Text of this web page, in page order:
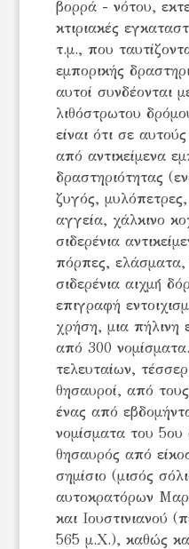
βορρά - νότου,
κτιριακές
τ.μ., που
εμπορικής
αυτοί συνδέονται
λιθόστρωτου
είναι ότι σε
από αντικείμενα
δραστηριότητας
ζυγός,
αγγεία, χάλκινο
σιδερένια
πόρπες, ελάσματα,
σιδερένια αιχμή́
επιγραφή
χρήση, μια πήλινη
από 300
τελευταίων,
θησαυροί, από
ένας από
νομίσματα του 5ου
θησαυρός από
σημίσιο (μισός
αυτοκρατόρων
και Ιουστινιανού
565 μ.Χ.), καθώς